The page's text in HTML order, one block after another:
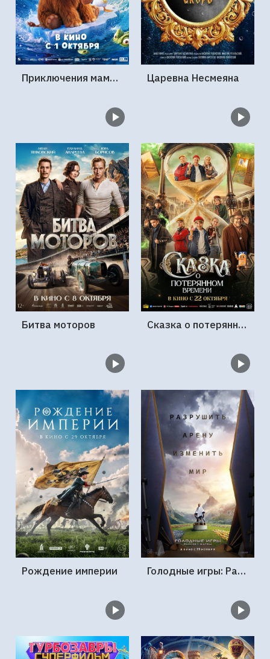
Приключения мамонтенка. В поисках мамы Царевна Несмеяна
Битва моторов Сказка о потерянном времени
Рождение империи Голодные игры: Рассвет Жатвы